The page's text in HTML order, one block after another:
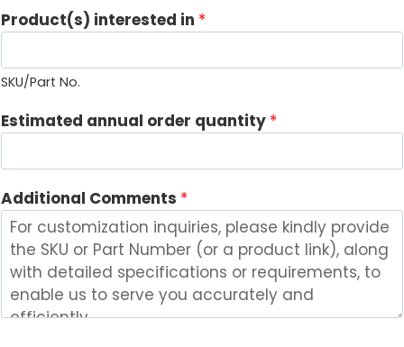
Product(s) interested in *
SKU/Part No.
P
r
u
)
Estimated annual order quantity *
Additional Comments *